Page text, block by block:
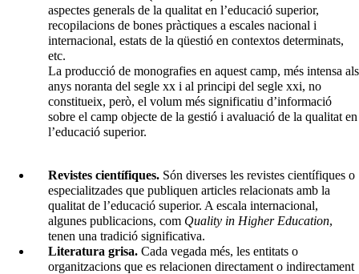
aspectes generals de la qualitat en l’educació superior,
recopilacions de bones pràctiques a escales nacional i
internacional, estats de la qüestió en contextos determinats,
etc.
La producció de monografies en aquest camp, més intensa als
anys noranta del segle xx i al principi del segle xxi, no
constitueix, però, el volum més significatiu d’informació
sobre el camp objecte de la gestió i avaluació de la qualitat en
l’educació superior.
Revistes científiques. Són diverses les revistes científiques o
especialitzades que publiquen articles relacionats amb la
qualitat de l’educació superior. A escala internacional,
algunes publicacions, com Quality in Higher Education,
tenen una tradició significativa.
Literatura grisa. Cada vegada més, les entitats o
organitzacions que es relacionen directament o indirectament